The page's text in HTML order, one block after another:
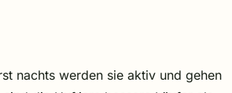
nachts werden sie aktiv und gehen